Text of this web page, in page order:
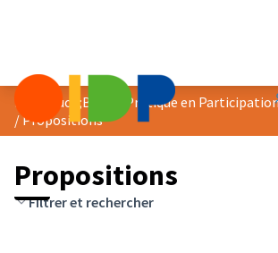
/Propositions
Propositions
Filtrer et rechercher